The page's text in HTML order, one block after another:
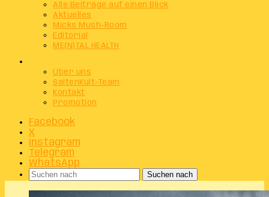
Alle Beiträge auf einen Blick
Aktuelles
Micks Mush-Room
Editorial
ME(N)TAL HEALTH
Über uns
SaitenKult-Team
Kontakt
Promotion
Facebook
X
Instagram
Telegram
WhatsApp
Suchen nach